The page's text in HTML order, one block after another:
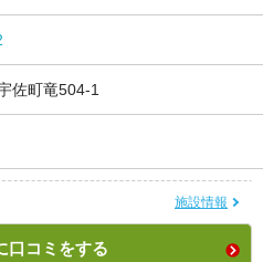
佐町竜504-1
施設情報
口コミをする